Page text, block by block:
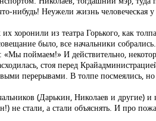
нибудь! Неужели жизнь
их хоронили из театра Горького, как
было, все начальники
поймаем!» И действительно,
стоя перед
перерывами. В толпе посмеялись,
(Дарькин, Николаев и другие)
не стали, а стали объяснять. И про